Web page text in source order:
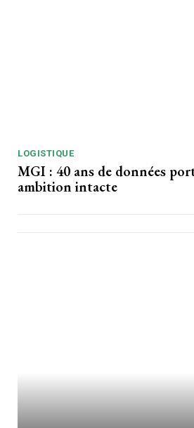
LOGISTIQUE
MGI : 40 ans de données
ambition intacte